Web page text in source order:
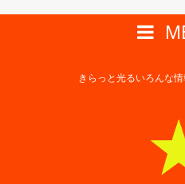
きらっと光るいろんな